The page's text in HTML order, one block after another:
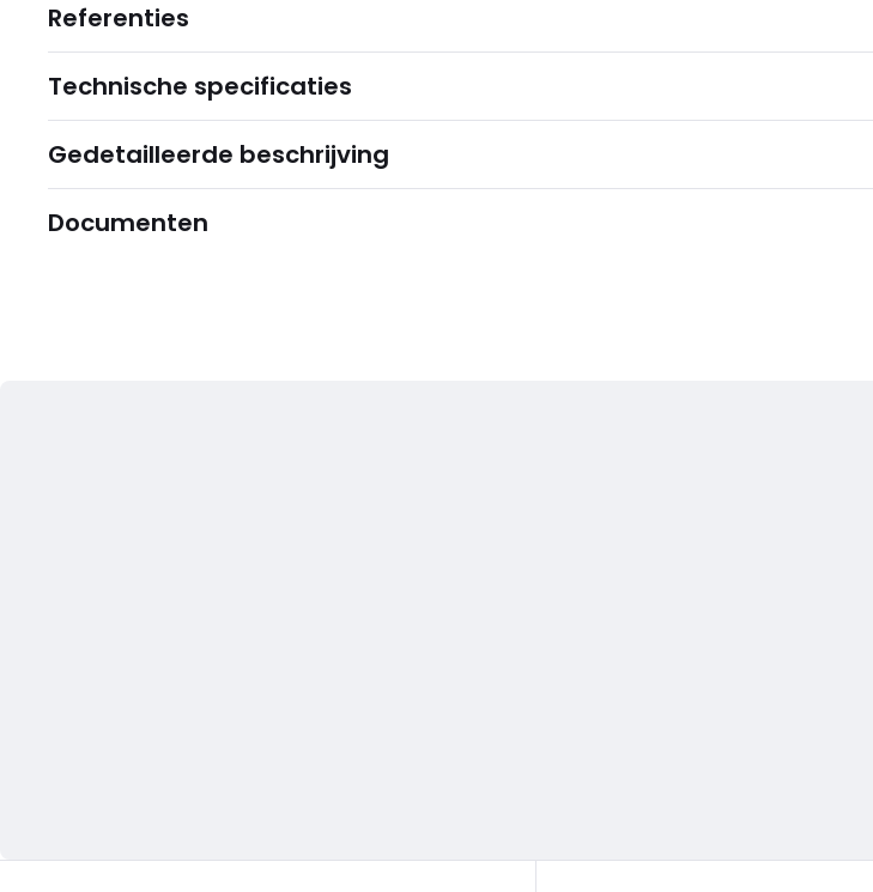
Referenties
Technische specificaties
Gedetailleerde beschrijving
Documenten